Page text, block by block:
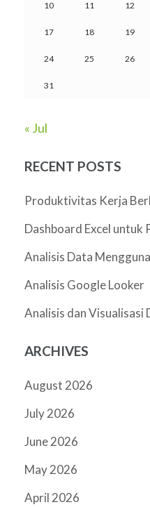
10 11 12
17 18 19
24 25 26
31
« Jul
RECENT POSTS
Produktivitas Kerja
Dashboard Excel untuk
Analisis Data
Analisis Google Looker
Analisis dan Visualisasi
ARCHIVES
August 2026
July 2026
June 2026
May 2026
April 2026